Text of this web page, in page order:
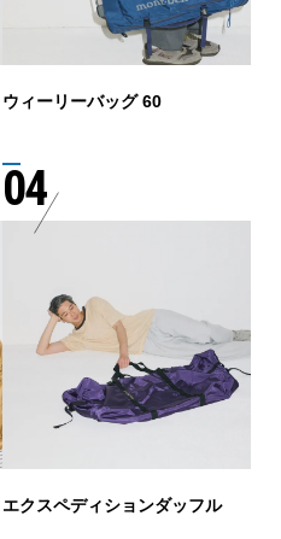
ウィーリーバッグ 60
04
エクスペディションダッフル